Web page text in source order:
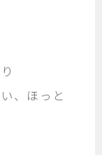
、ほっと